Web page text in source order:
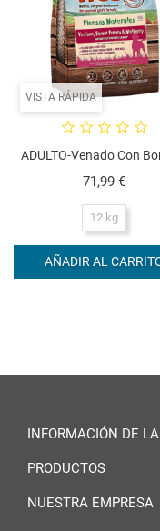
VISTA RÁPIDA
ADULTO-Venado Con
71,99 €Precio
12 kg
AÑADIR AL
INFORMACIÓN DE
PRODUCTOS
NUESTRA EMPRESA